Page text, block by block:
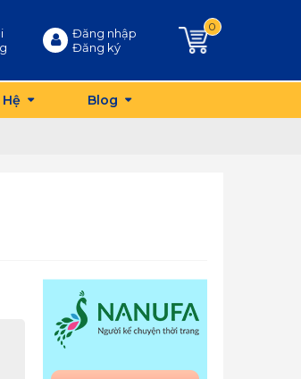
Đăng nhập
Đăng ký
0
Blog